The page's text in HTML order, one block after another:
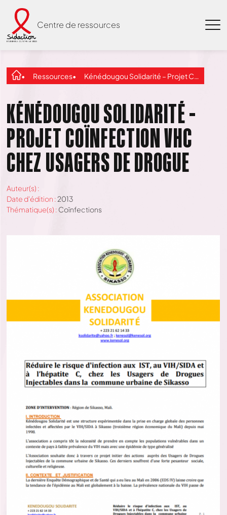
Centre de ressources
Ressources Kénédougou Solidarité – Projet Coïnfection VHC chez usagers de drogue
KÉNÉDOUGOU SOLIDARITÉ –
PROJET COÏNFECTION VHC
CHEZ USAGERS DE DROGUE
Auteur(s) :
Date d'édition : 2013
Thématique(s) : Coïnfections